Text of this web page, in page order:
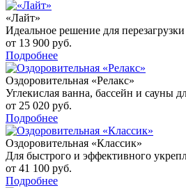
«Лайт»
Идеальное решение для перезагрузки
от 13 900 руб.
Подробнее
Оздоровительная «Релакс»
Углекислая ванна, бассейн и сауны
от 25 020 руб.
Подробнее
Оздоровительная «Классик»
Для быстрого и эффективного
от 41 100 руб.
Подробнее